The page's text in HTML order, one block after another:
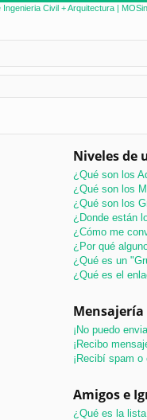
Niveles de
¿Qué son los
¿Qué son los
¿Qué son los
¿Donde están
¿Cómo me
¿Por qué
¿Qué es un
¿Qué es el
¡No puedo
¡Recibo
¡Recibí spam
Amigos e
¿Qué es la